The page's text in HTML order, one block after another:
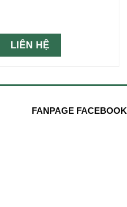
LIÊN HỆ
FANPAGE FACEBOOK